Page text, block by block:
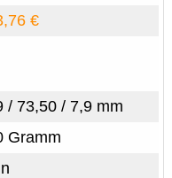
€
/ 73,50 / 7,9 mm
Gramm